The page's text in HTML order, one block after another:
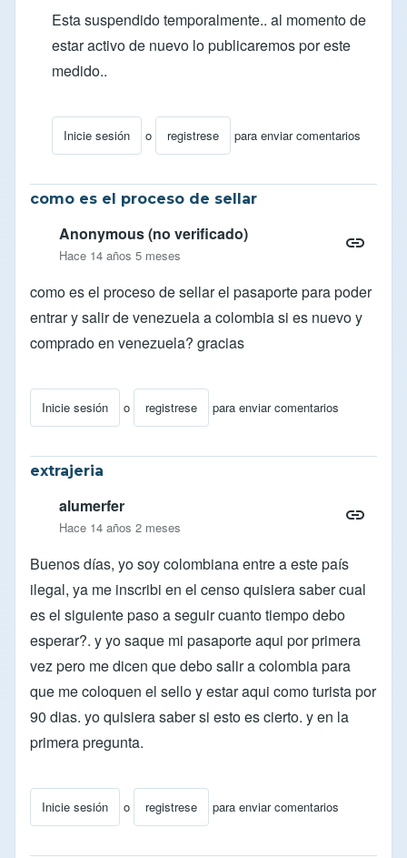
Esta suspendido temporalmente.. al momento de
estar activo de nuevo lo publicaremos por este
medido..
Inicie sesión o registrese para enviar comentarios
En respuesta a ¿Cuándo se reanudará el censo?
como es el proceso de sellar
Anonymous (no verificado)
Hace 14 años 5 meses
como es el proceso de sellar el pasaporte para poder
entrar y salir de venezuela a colombia si es nuevo y
comprado en venezuela? gracias
Inicie sesión o registrese para enviar comentarios
extrajeria
alumerfer
Hace 14 años 2 meses
Buenos días, yo soy colombiana entre a este país
ilegal, ya me inscribi en el censo quisiera saber cual
es el siguiente paso a seguir cuanto tiempo debo
esperar?. y yo saque mi pasaporte aqui por primera
vez pero me dicen que debo salir a colombia para
que me coloquen el sello y estar aqui como turista por
90 dias. yo quisiera saber si esto es cierto. y en la
primera pregunta.
Inicie sesión o registrese para enviar comentarios